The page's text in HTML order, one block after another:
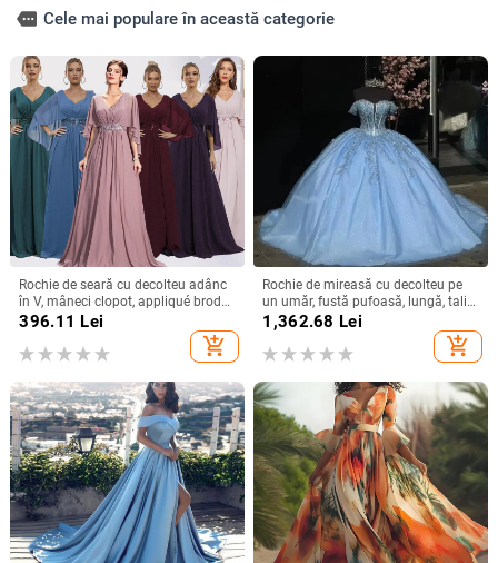
more Cele mai populare în această categorie
Rochie de seară cu decolteu adânc
în V, mâneci clopot, appliqué brodat
cu paiete, croială lungă A-line
396.11 Lei
add_shopping_cart
Rochie de mireasă cu decolteu pe
un umăr, fustă pufoasă, lungă, talie
înaltă, material poliester
1,362.68 Lei
add_shopping_cart